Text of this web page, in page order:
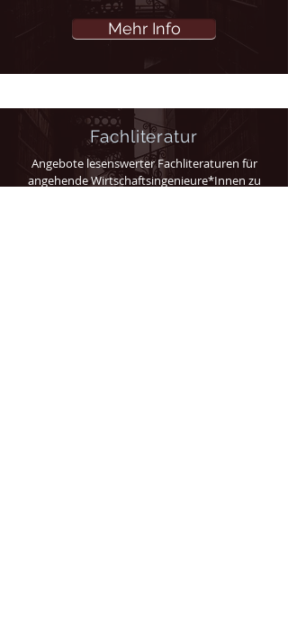
Mehr Info
Fachliteratur
Angebote lesenswerter Fachliteraturen für
angehende Wirtschaftsingenieure*Innen zu